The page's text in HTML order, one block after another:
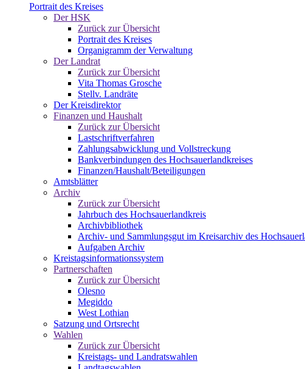
Portrait des Kreises
Der HSK
Zurück zur Übersicht
Portrait des Kreises
Organigramm der Verwaltung
Der Landrat
Zurück zur Übersicht
Vita Thomas Grosche
Stellv. Landräte
Der Kreisdirektor
Finanzen und Haushalt
Zurück zur Übersicht
Lastschriftverfahren
Zahlungsabwicklung und Vollstreckung
Bankverbindungen des Hochsauerlandkreises
Finanzen/Haushalt/Beteiligungen
Amtsblätter
Archiv
Zurück zur Übersicht
Jahrbuch des Hochsauerlandkreis
Archivbibliothek
Archiv- und Sammlungsgut im Kreisarchiv des
Aufgaben Archiv
Kreistagsinformationssystem
Partnerschaften
Zurück zur Übersicht
Olesno
Megiddo
West Lothian
Satzung und Ortsrecht
Wahlen
Zurück zur Übersicht
Kreistags- und Landratswahlen